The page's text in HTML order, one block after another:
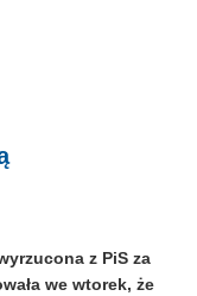
z PiS za
we wtorek, że